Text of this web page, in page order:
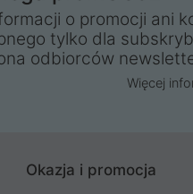
o promocji ani
tylko dla
odbiorców
Więcej
Okazja i promocja